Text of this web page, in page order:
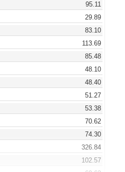
95.11
29.89
83.10
113.69
85.48
48.10
48.40
51.27
53.38
70.62
74.30
326.84
102.57